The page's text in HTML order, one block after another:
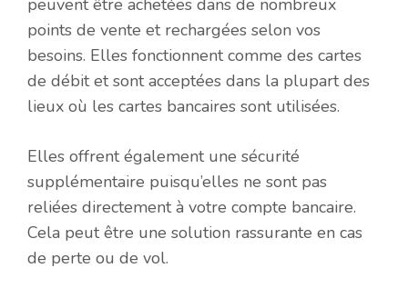
peuvent être achetées dans de nombreux
points de vente et rechargées selon vos
besoins. Elles fonctionnent comme des cartes
de débit et sont acceptées dans la plupart des
lieux où les cartes bancaires sont utilisées.
Elles offrent également une sécurité
supplémentaire puisqu’elles ne sont pas
reliées directement à votre compte bancaire.
Cela peut être une solution rassurante en cas
de perte ou de vol.